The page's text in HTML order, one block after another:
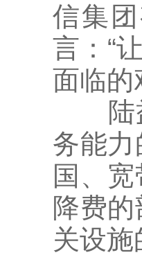
信集
言：“
面临的
陆益
务能
国、
降费
关设